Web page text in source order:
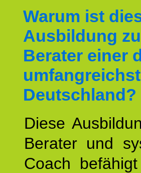
Warum ist
Ausbildung
Berater einer
Deutschland?
Diese
Berater und
Coach